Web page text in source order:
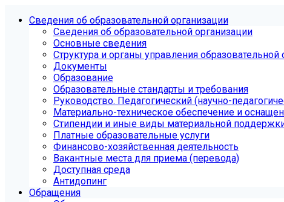
Сведения об образовательной организации
Сведения об образовательной организации
Основные сведения
Структура и органы управления образовательной
Документы
Образование
Образовательные стандарты и требования
Руководство. Педагогический (научно-
Материально-техническое обеспечение и
Стипендии и иные виды материальной
Платные образовательные услуги
Финансово-хозяйственная деятельность
Вакантные места для приема (перевода)
Доступная среда
Антидопинг
Обращения